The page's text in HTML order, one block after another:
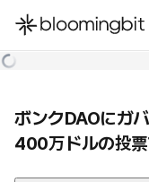
한국어
ボンクDAOにガ
400万ドルの投